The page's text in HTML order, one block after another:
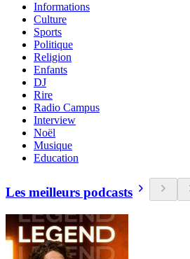
Informations
Culture
Sports
Politique
Religion
Enfants
DJ
Rire
Radio Campus
Interview
Noël
Musique
Education
Les meilleurs podcasts